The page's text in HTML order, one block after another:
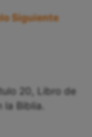
Siguiente
20, Libro de
la Biblia.